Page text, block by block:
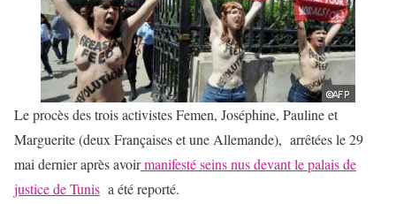
Le procès des trois activistes Femen, Joséphine, Pauline et
Marguerite (deux Françaises et une Allemande), arrêtées le 29
mai dernier après avoirmanifesté seins nus devant le palais de
justice de Tunis a été reporté.